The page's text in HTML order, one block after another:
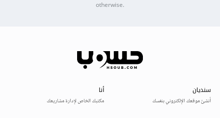
otherwise.